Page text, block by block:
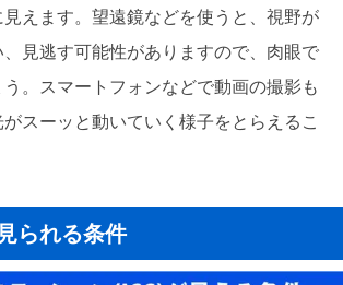
えます。望遠鏡などを使うと、視野が
見逃す可能性がありますので、肉眼で
。スマートフォンなどで動画の撮影も
スーッと動いていく様子をとらえるこ
られる条件